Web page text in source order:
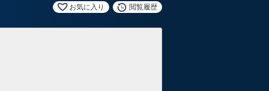
お気に入り 閲覧履歴